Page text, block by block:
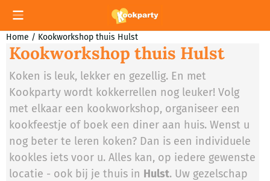
Cookievoorkeuren zijn momenteel gesloten.
Home / Kookworkshop thuis Hulst
Kookworkshop thuis Hulst
Koken is leuk, lekker en gezellig. En met
Kookparty wordt kokkerrellen nog leuker! Volg
met elkaar een kookworkshop, organiseer een
kookfeestje of boek een diner aan huis. Wenst u
nog beter te leren koken? Dan is een individuele
kookles iets voor u. Alles kan, op iedere gewenste
locatie - ook bij je thuis in Hulst. Uw gezelschap